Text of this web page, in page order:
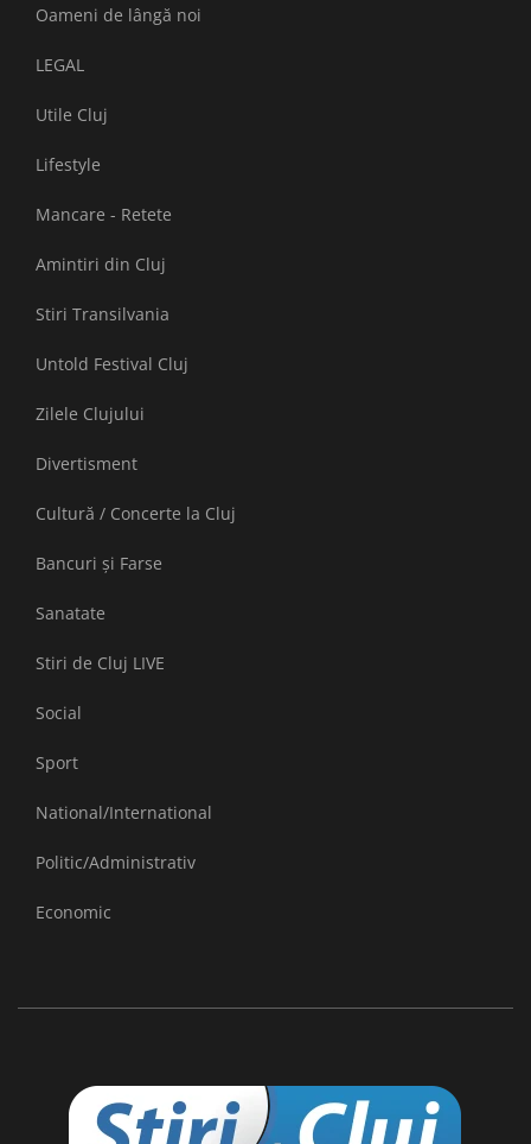
Oameni de lângă noi
LEGAL
Utile Cluj
Lifestyle
Mancare - Retete
Amintiri din Cluj
Stiri Transilvania
Untold Festival Cluj
Zilele Clujului
Divertisment
Cultură / Concerte la Cluj
Bancuri și Farse
Sanatate
Stiri de Cluj LIVE
Social
Sport
National/International
Politic/Administrativ
Economic